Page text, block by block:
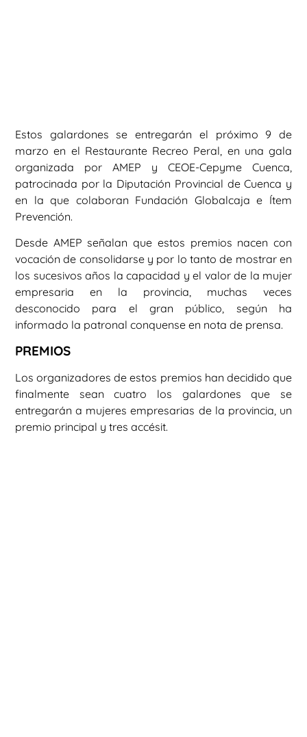
Estos galardones se entregarán el próximo 9 de
marzo en el Restaurante Recreo Peral, en una gala
organizada por AMEP y CEOE-Cepyme Cuenca,
patrocinada por la Diputación Provincial de Cuenca y
en la que colaboran Fundación Globalcaja e Ítem
Prevención.
Desde AMEP señalan que estos premios nacen con
vocación de consolidarse y por lo tanto de mostrar en
los sucesivos años la capacidad y el valor de la mujer
empresaria en la provincia, muchas veces
desconocido para el gran público, según ha
informado la patronal conquense en nota de prensa.
PREMIOS
Los organizadores de estos premios han decidido que
finalmente sean cuatro los galardones que se
entregarán a mujeres empresarias de la provincia, un
premio principal y tres accésit.